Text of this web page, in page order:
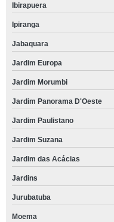
Ibirapuera
Ipiranga
Jabaquara
Jardim Europa
Jardim Morumbi
Jardim Panorama D'Oeste
Jardim Paulistano
Jardim Suzana
Jardim das Acácias
Jardins
Jurubatuba
Moema